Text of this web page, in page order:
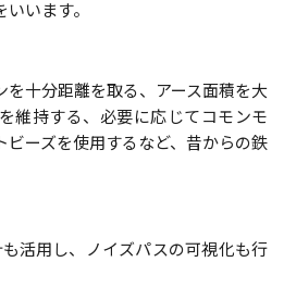
います。
を十分距離を取る、アース面積を大
維持する、必要に応じてコモンモ
ビーズを使用するなど、昔からの鉄
活用し、ノイズパスの可視化も行